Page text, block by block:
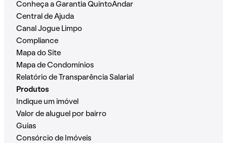
Conheça a Garantia QuintoAndar
Central de Ajuda
Canal Jogue Limpo
Compliance
Mapa do Site
Mapa de Condomínios
Relatório de Transparência Salarial
Produtos
Indique um imóvel
Valor de aluguel por bairro
Guias
Consórcio de Imóveis